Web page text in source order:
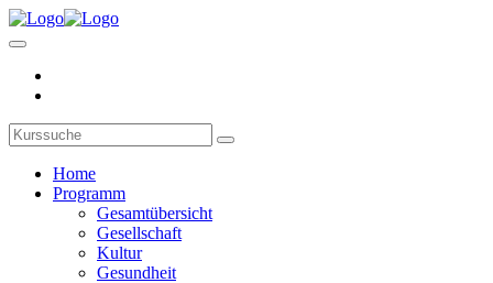
Home
Programm
Gesamtübersicht
Gesellschaft
Kultur
Gesundheit